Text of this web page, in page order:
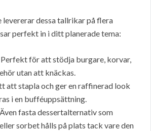
dessa tallrikar på flera
perfekt in i ditt planerade tema:
Perfekt för att stödja burgare, korvar,
utan att knäckas.
att stapla och ger en raffinerad look
i en bufféuppsättning.
Även fasta dessertalternativ som
sorbet hålls på plats tack vare den